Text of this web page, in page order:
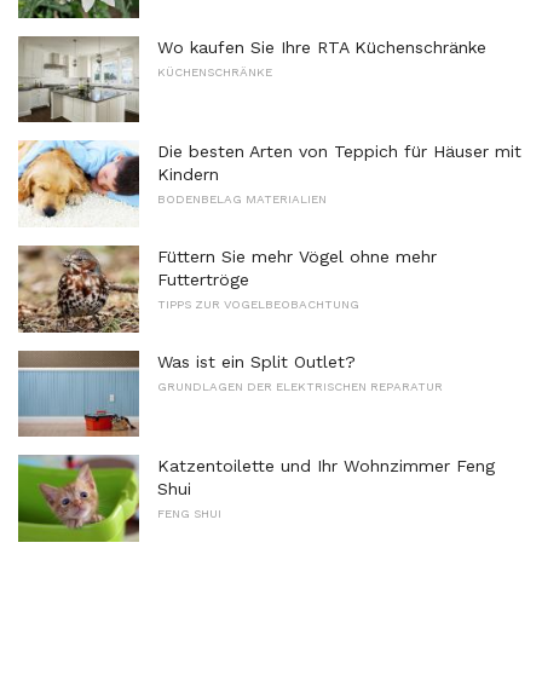
Wo kaufen Sie Ihre RTA Küchenschränke
KÜCHENSCHRÄNKE
Die besten Arten von Teppich für Häuser mit
Kindern
BODENBELAG MATERIALIEN
Füttern Sie mehr Vögel ohne mehr
Futtertröge
TIPPS ZUR VOGELBEOBACHTUNG
Was ist ein Split Outlet?
GRUNDLAGEN DER ELEKTRISCHEN REPARATUR
Katzentoilette und Ihr Wohnzimmer Feng
Shui
FENG SHUI